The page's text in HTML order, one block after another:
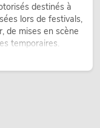
destinés à
lors de festivals,
de mises en scène
temporaires.